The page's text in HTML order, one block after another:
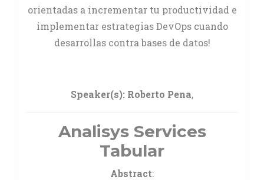
orientadas a incrementar tu productividad e
implementar estrategias DevOps cuando
desarrollas contra bases de datos!
Speaker(s): Roberto Pena,
Analisys Services
Tabular
Abstract: